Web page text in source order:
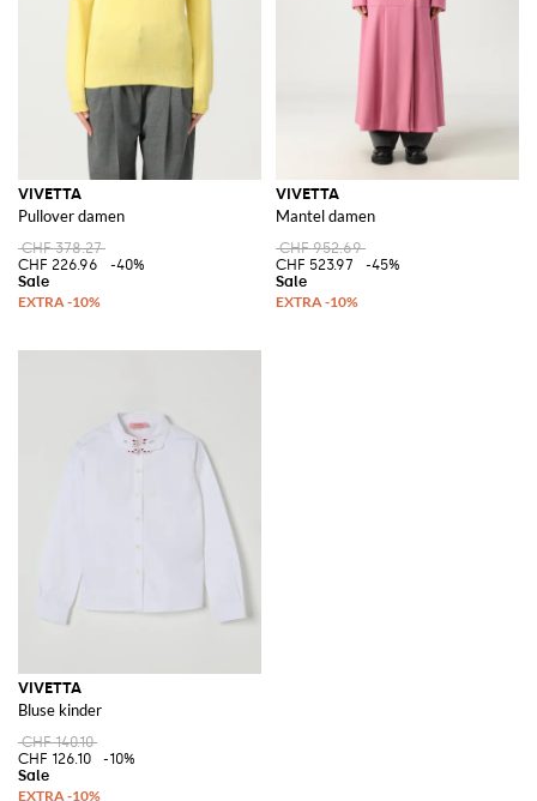
VIVETTA
Pullover damen
CHF 378.27
CHF 226.96
-40%
VIVETTA
Mantel damen
CHF 952.69
CHF 523.97
-45%
VIVETTA
Bluse kinder
CHF 140.10
CHF 126.10
-10%